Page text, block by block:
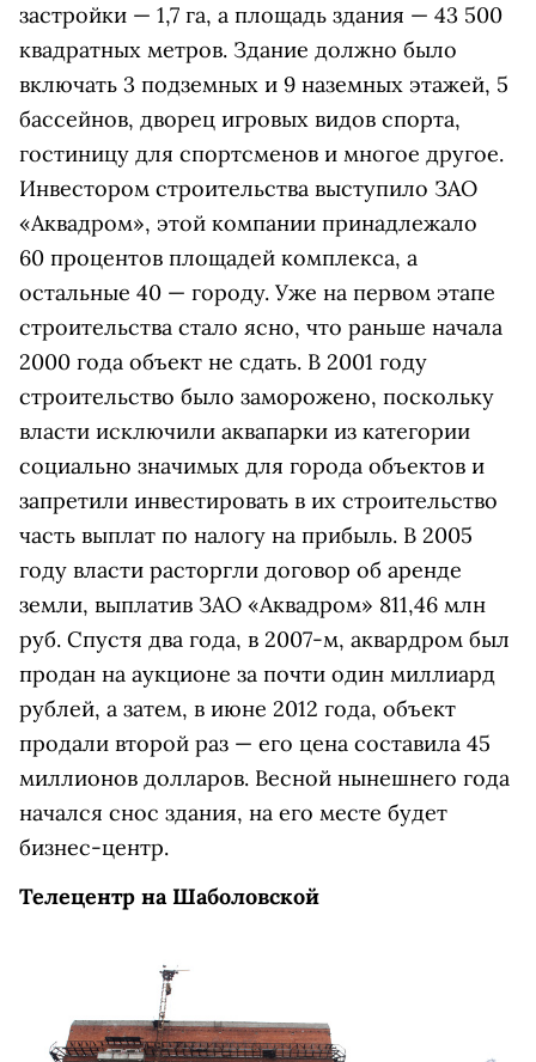
застройки — 1,7 га, а площадь здания — 43 500
квадратных метров. Здание должно было
включать 3 подземных и 9 наземных этажей, 5
бассейнов, дворец игровых видов спорта,
гостиницу для спортсменов и многое другое.
Инвестором строительства выступило ЗАО
«Аквадром», этой компании принадлежало
60 процентов площадей комплекса, а
остальные 40 — городу. Уже на первом этапе
строительства стало ясно, что раньше начала
2000 года объект не сдать. В 2001 году
строительство было заморожено, поскольку
власти исключили аквапарки из категории
социально значимых для города объектов и
запретили инвестировать в их строительство
часть выплат по налогу на прибыль. В 2005
году власти расторгли договор об аренде
земли, выплатив ЗАО «Аквадром» 811,46 млн
руб. Спустя два года, в 2007-м, аквардром был
продан на аукционе за почти один миллиард
рублей, а затем, в июне 2012 года, объект
продали второй раз — его цена составила 45
миллионов долларов. Весной нынешнего года
начался снос здания, на его месте будет
бизнес-центр.
Телецентр на Шаболовской